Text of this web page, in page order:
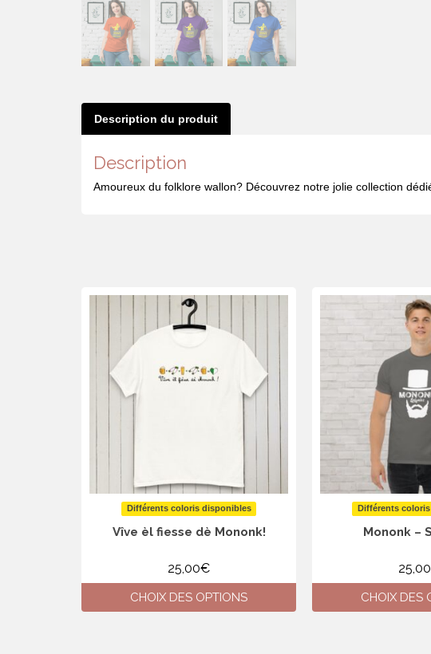
Description du produit
Description
Amoureux du folklore wallon? Découvrez notre jolie collection
Différents coloris disponibles
Vîve èl fiesse dè Mononk!
25,00€
CHOIX DES OPTIONS
Différents
Mononk –
25,00
CHOIX DES